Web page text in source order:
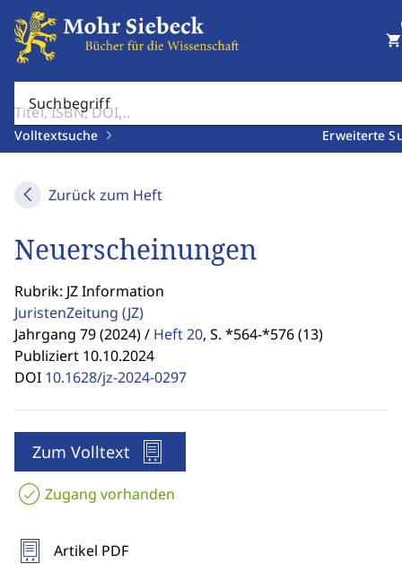
Suchbegriff
Volltextsuche Erweiterte
shopping_cart
Zurück zum Heft
Neuerscheinungen
Rubrik: JZ Information
JuristenZeitung (JZ)
Jahrgang 79 (2024) / Heft 20, S. *564-*576 (13)
Publiziert 10.10.2024
DOI 10.1628/jz-2024-0297
Zum Volltext
Zugang vorhanden
Artikel PDF